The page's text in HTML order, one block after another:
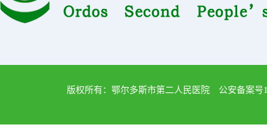
版权所有：鄂尔多斯市第二人民医院 公安备案